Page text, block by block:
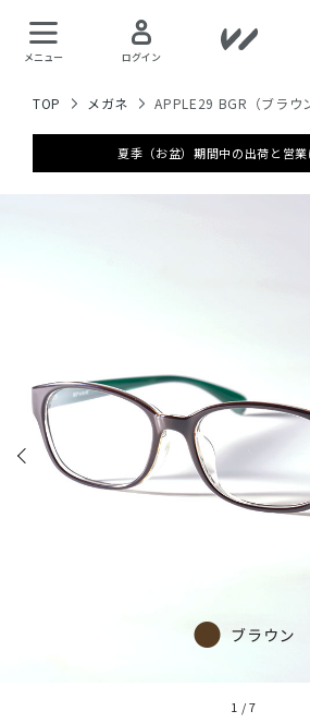
メニュー ログイン
TOP メガネ APPLE29 BGR（ブラウ
夏季（お盆）期間中の出荷と営
1 /7